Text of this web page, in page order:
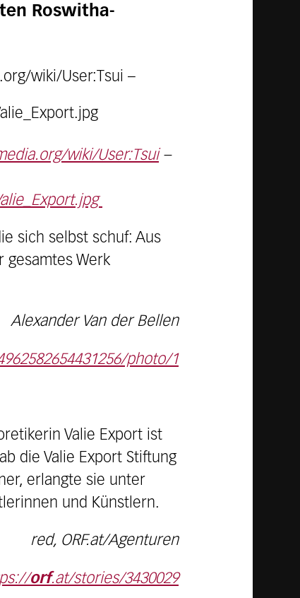
Roswitha-
wiki/User:Tsui–
sich selbst schuf: Aus
gesamtes Werk
Alexander Van der Bellen
photo/1
Valie Export ist
die Valie Export Stiftung
erlangte sie unter
und Künstlern.
red, ORF.at/Agenturen
orf.at/stories/3430029